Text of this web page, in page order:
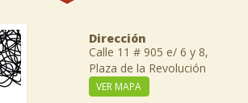
Dirección
Calle 11 # 905 e/ 6 y 8,
Plaza de la Revolución
VER MAPA